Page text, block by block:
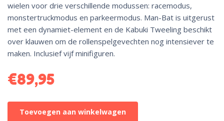
wielen voor drie verschillende modussen: racemodus,
monstertruckmodus en parkeermodus. Man-Bat is uitgerust
met een dynamiet-element en de Kabuki Tweeling beschikt
over klauwen om de rollenspelgevechten nog intensiever te
maken. Inclusief vijf minifiguren.
€89,95
Toevoegen aan winkelwagen